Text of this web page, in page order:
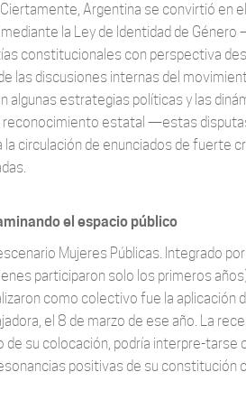
Argentina se convirtió en
la Ley de Identidad de
constitucionales con perspectiva
las discusiones internas del
algunas estrategias políticas y las
estatal —estas
circulación de enunciados de fuerte
el espacio público
Mujeres Públicas. Integrado
participaron solo los primeros
como colectivo fue la aplicación
el 8 de marzo de ese año. La
su colocación, podría interpre-tarse
positivas de su constitución